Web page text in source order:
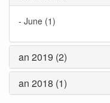
- June (1)
an 2019 (2)
an 2018 (1)